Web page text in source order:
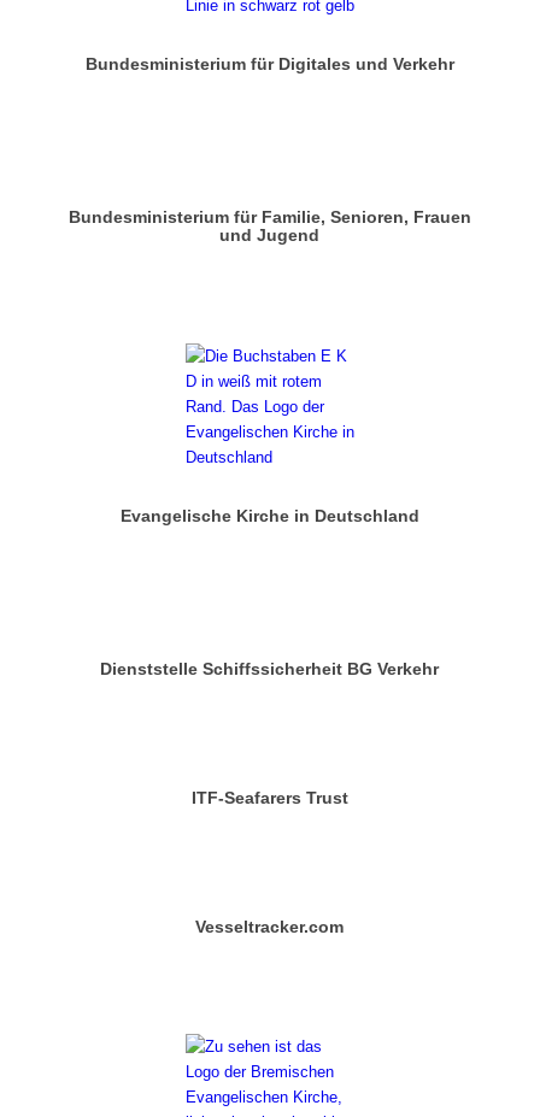
Bundesministerium für Digitales und Verkehr
Bundesministerium für Familie, Senioren, Frauen
und Jugend
Evangelische Kirche in Deutschland
Dienststelle Schiffssicherheit BG Verkehr
ITF-Seafarers Trust
Vesseltracker.com